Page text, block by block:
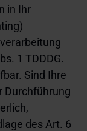
in Ihr
1 TDDDG.
Sind Ihre
Durchführung
des Art. 6